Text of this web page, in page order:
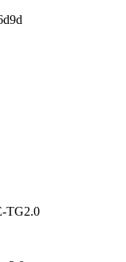
TG2.0